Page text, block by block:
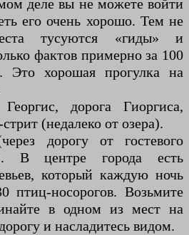
деле вы не можете войти
его очень хорошо. Тем не
тусуются «гиды» и
фактов примерно за 100
Это хорошая прогулка на
дорога Гиоргиса,
(недалеко от озера).
дорогу от гостевого
В центре города есть
который каждую ночь
птиц-носорогов. Возьмите
в одном из мест на
и насладитесь видом.